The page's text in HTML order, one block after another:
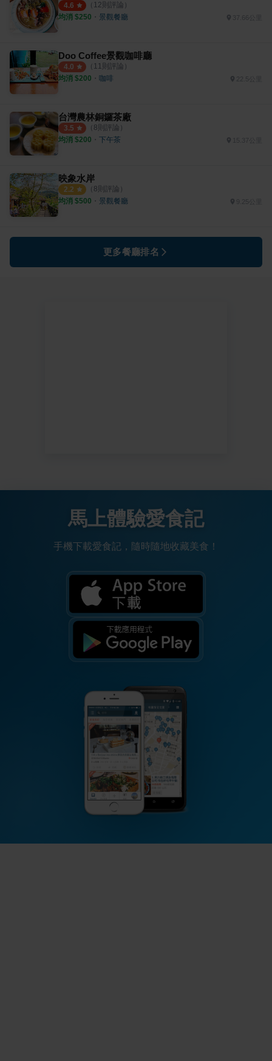
4.6 （ 12則評論）
均消 $250 ・ 景觀餐廳
Doo Coffee景觀咖啡廳
4.0 （ 11則評論）
均消 $200 ・ 咖啡 22.5公里
台灣農林銅鑼茶廠
3.5 （ 8則評論）
均消 $200 ・ 下午茶 15.37公里
映象水岸
2.2 （ 8則評論）
均消 $500 ・ 景觀餐廳 9.25公里
更多餐廳排名
馬上體驗愛食記
手機下載愛食記，隨時隨地收藏美食！